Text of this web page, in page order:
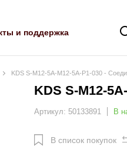
и поддержка
KDS S-M12-5A-M12-5A-P1-030 -
KDS S-M12-
Артикул: 50133891 В
В список покупок